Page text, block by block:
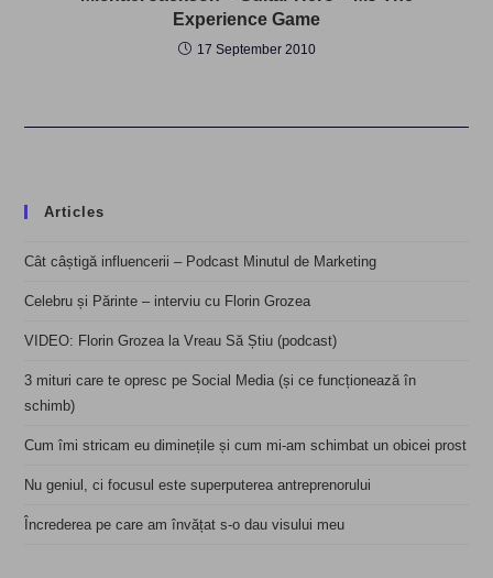
Experience Game
17 September 2010
Articles
Cât câștigă influencerii – Podcast Minutul de Marketing
Celebru și Părinte – interviu cu Florin Grozea
VIDEO: Florin Grozea la Vreau Să Știu (podcast)
3 mituri care te opresc pe Social Media (și ce funcționează în
schimb)
Cum îmi stricam eu diminețile și cum mi-am schimbat un obicei prost
Nu geniul, ci focusul este superputerea antreprenorului
Încrederea pe care am învățat s-o dau visului meu